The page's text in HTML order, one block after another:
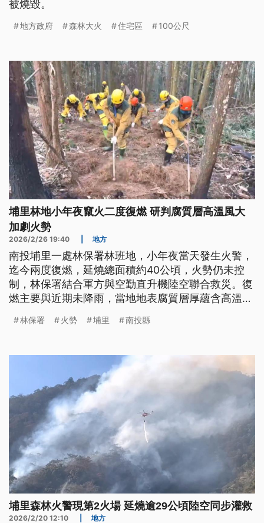
被燒毀。
地方政府 森林大火 住宅區 100公尺
埔里林地小年夜竄火二度復燃 研判腐質層高溫風大
加劇火勢
2026/2/26 19:40 地方
南投埔里一處林保署林班地，小年夜當天發生火警，
迄今兩度復燃，延燒總面積約40公頃，火勢仍未控
制，林保署結合軍方與空勤直升機陸空聯合救災。復
燃主要與近期未降雨，當地地表腐質層厚蘊含高溫，
林保署 火勢 埔里 南投縣
埔里森林火警現第2火場 延燒逾29公頃陸空同步灌救
2026/2/20 12:10 地方